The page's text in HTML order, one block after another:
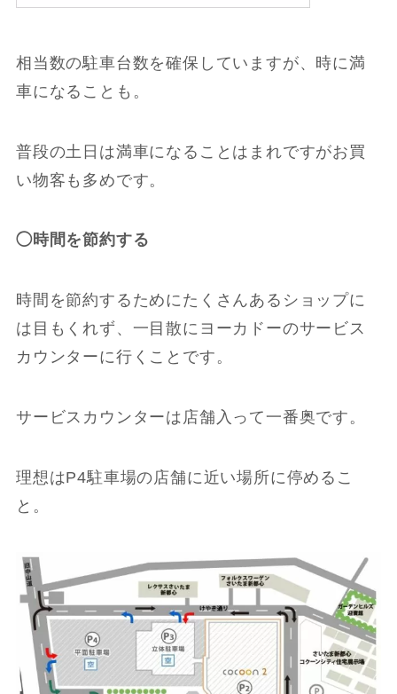
相当数の駐車台数を確保していますが、時に満
車になることも。
普段の土日は満車になることはまれですがお買
い物客も多めです。
◯時間を節約する
時間を節約するためにたくさんあるショップに
は目もくれず、一目散にヨーカドーのサービス
カウンターに行くことです。
サービスカウンターは店舗入って一番奥です。
理想はP4駐車場の店舗に近い場所に停めるこ
と。